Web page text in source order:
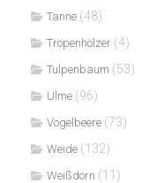
Tanne (48)
Tropenhölzer (4)
Tulpenbaum (53)
Ulme (96)
Vogelbeere (73)
Weide (132)
Weißdorn (11)